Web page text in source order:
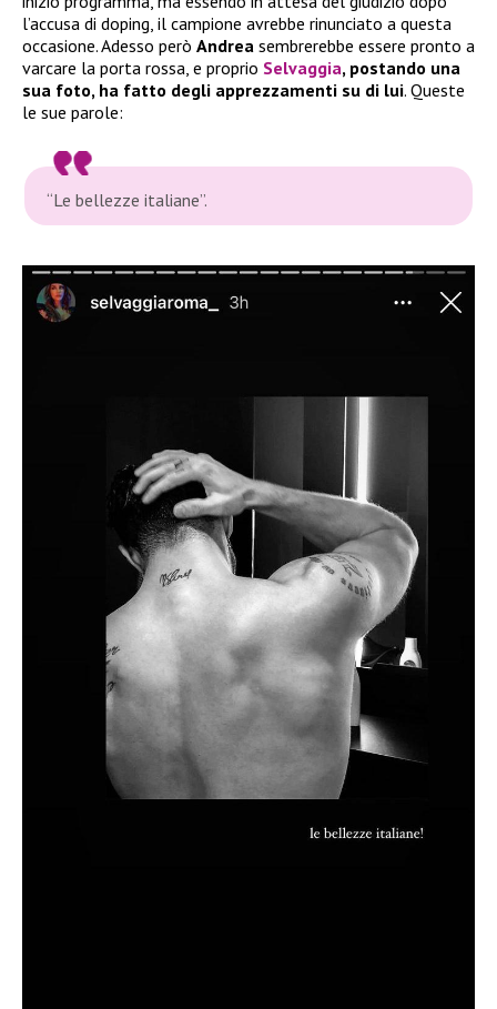
l’accusa di doping, il campione avrebbe rinunciato a questa
occasione. Adesso però Andrea sembrerebbe essere pronto a
varcare la porta rossa, e proprio Selvaggia, postando una
sua foto, ha fatto degli apprezzamenti su di lui. Queste
le sue parole:
“Le bellezze italiane”.